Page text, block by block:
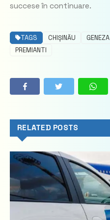
succese în continuare.
TAGS CHIȘINĂU GENEZA
PREMIANTI
RELATED POSTS